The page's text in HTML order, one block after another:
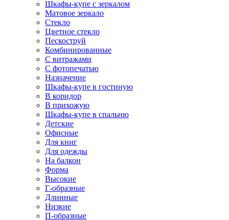
Шкафы-купе с зеркалом
Матовое зеркало
Стекло
Цветное стекло
Пескоструй
Комбинированные
С витражами
С фотопечатью
Назначение
Шкафы-купе в гостиную
В коридор
В прихожую
Шкафы-купе в спальню
Детские
Офисные
Для книг
Для одежды
На балкон
Форма
Высокие
Г-образные
Длинные
Низкие
П-образные